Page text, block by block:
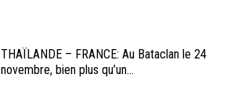
THAÏLANDE – FRANCE: Au Bataclan le 24
novembre, bien plus qu’un...